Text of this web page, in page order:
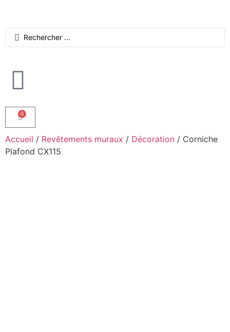
0
Accueil / Revêtements muraux / Décoration / Corniche
Plafond CX115